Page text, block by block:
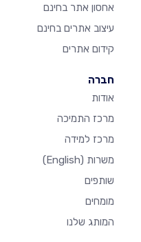
אחסון אתר בחינם
עיצוב אתרים בחינם
קידום אתרים
חברה
אודות
מרכז התמיכה
מרכז למידה
משרות (English)
שותפים
מומחים
המותג שלנו